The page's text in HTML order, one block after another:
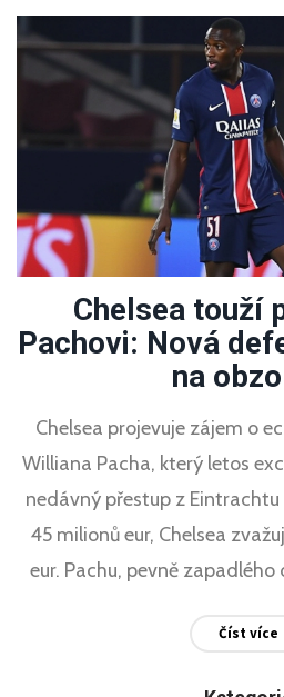
Chelsea touží
Pachovi: Nová
na
Chelsea projevuje zájem o
Williana Pacha, který letos
nedávný přestup z
45 milionů eur, Chelsea
eur. Pachu, pevně
mladé sestavy. Trenér Enzo
Číst více